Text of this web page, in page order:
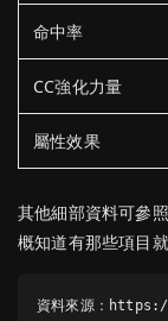
命中率
CC強化力量
屬性效果
其他細部資料可參
概知道有那些項目
資料來源：